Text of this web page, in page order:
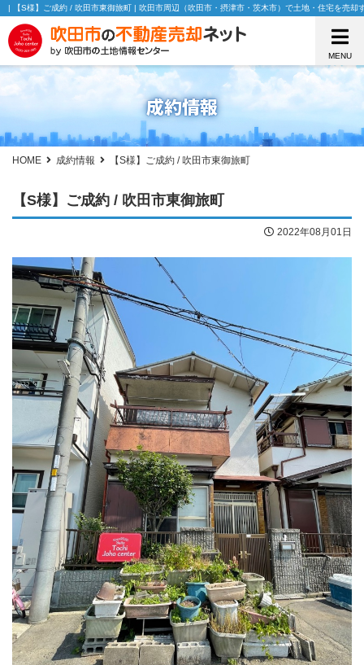
| 【S様】ご成約 / 吹田市東御旅町 | 吹田市周辺（吹田市・摂津市・茨木市）で土地・住宅を売却
MENU
成約情報
HOME 成約情報 【S様】ご成約 / 吹田市東御旅町
【S様】ご成約 / 吹田市東御旅町
2022年08月01日